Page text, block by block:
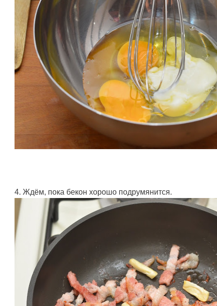
4. Ждём, пока бекон хорошо подрумянится.